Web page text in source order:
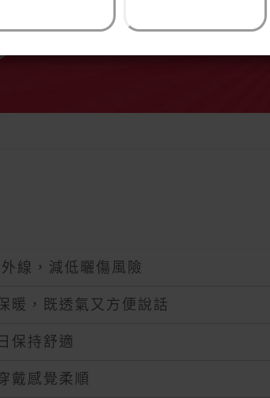
線，減低曬傷風險
暖，既透氣又方便說話
保持舒適
戴感覺柔順